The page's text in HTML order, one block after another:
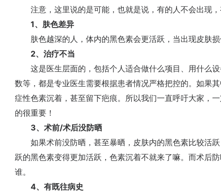
注意，这里说的是可能，也就是说，有的人不会出现，
1、肤色差异
肤色越深的人，体内的黑色素会更活跃，当出现皮肤损
2、治疗不当
这是医生层面的，包括个人适合做什么项目、用什么设
数等，都是专业医生需要根据患者情况严格把控的。如果
症性色素沉着，甚至留下疤痕。所以我们一直呼吁大家，
的很重要！
3、术前/术后没防晒
如果术前没防晒，甚至暴晒，皮肤内的黑色素比较活跃
跃的黑色素变得更加活跃，色素沉着不就来了嘛。而术后
谁。
4、有既往病史